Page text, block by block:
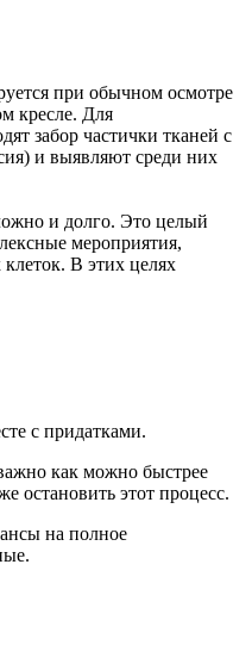
при обычном осмотре
кресле. Для
забор частички тканей с
и выявляют среди них
и долго. Это целый
мероприятия,
В этих целях
с придатками.
как можно быстрее
остановить этот процесс.
на полное